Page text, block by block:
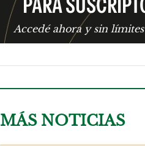
Accedé ahora y sin
MÁS NOTICIAS